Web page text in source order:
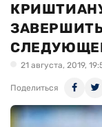
21 августа, 2019,
Поделиться